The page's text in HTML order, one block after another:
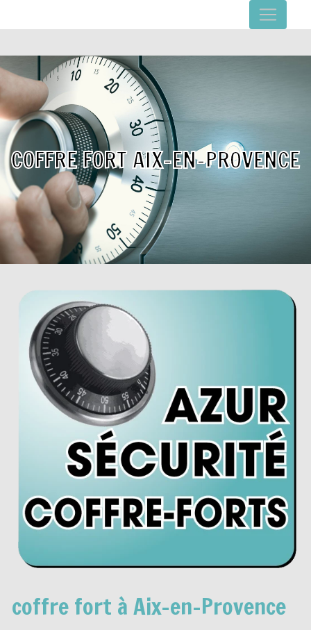
COFFRE FORT AIX-EN-PROVENCE
coffre fort à Aix-en-Provence